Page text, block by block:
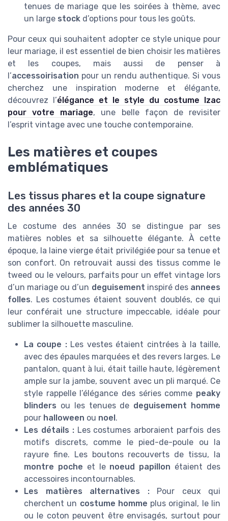
tenues de mariage que les soirées à thème, avec
un large stock d’options pour tous les goûts.
Pour ceux qui souhaitent adopter ce style unique pour
leur mariage, il est essentiel de bien choisir les matières
et les coupes, mais aussi de penser à
l’accessoirisation pour un rendu authentique. Si vous
cherchez une inspiration moderne et élégante,
découvrez l’élégance et le style du costume Izac
pour votre mariage, une belle façon de revisiter
l’esprit vintage avec une touche contemporaine.
Les matières et coupes
emblématiques
Les tissus phares et la coupe signature
des années 30
Le costume des années 30 se distingue par ses
matières nobles et sa silhouette élégante. À cette
époque, la laine vierge était privilégiée pour sa tenue et
son confort. On retrouvait aussi des tissus comme le
tweed ou le velours, parfaits pour un effet vintage lors
d’un mariage ou d’un deguisement inspiré des annees
folles. Les costumes étaient souvent doublés, ce qui
leur conférait une structure impeccable, idéale pour
sublimer la silhouette masculine.
La coupe :Les vestes étaient cintrées à la taille,
avec des épaules marquées et des revers larges. Le
pantalon, quant à lui, était taille haute, légèrement
ample sur la jambe, souvent avec un pli marqué. Ce
style rappelle l’élégance des séries comme peaky
blinders ou les tenues de deguisement homme
pour halloween ou noel .
Les détails :Les costumes arboraient parfois des
motifs discrets, comme le pied-de-poule ou la
rayure fine. Les boutons recouverts de tissu, la
montre poche et le noeud papillon étaient des
accessoires incontournables.
Les matières alternatives :Pour ceux qui
cherchent un costume homme plus original, le lin
ou le coton peuvent être envisagés, surtout pour